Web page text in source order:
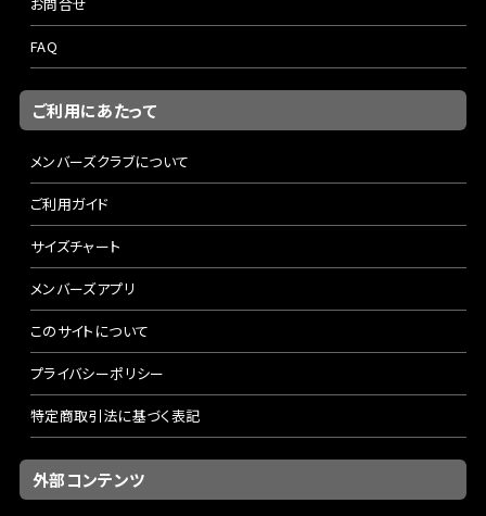
FAQ
ご利用にあたって
メンバーズクラブについて
ご利用ガイド
サイズチャート
メンバーズアプリ
このサイトについて
プライバシーポリシー
特定商取引法に基づく表記
外部コンテンツ